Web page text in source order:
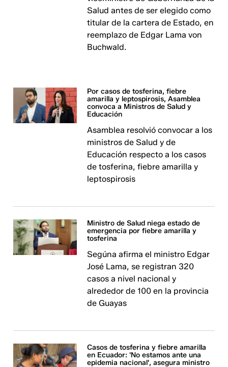
Salud antes de ser elegido como
titular de la cartera de Estado, en
reemplazo de Edgar Lama von
Buchwald.
Por casos de tosferina, fiebre
amarilla y leptospirosis, Asamblea
convoca a Ministros de Salud y
Educación
Asamblea resolvió convocar a los
ministros de Salud y de
Educación respecto a los casos
de tosferina, fiebre amarilla y
leptospirosis
Ministro de Salud niega estado de
emergencia por fiebre amarilla y
tosferina
Segúna afirma el ministro Edgar
José Lama, se registran 320
casos a nivel nacional y
alrededor de 100 en la provincia
de Guayas
Casos de tosferina y fiebre amarilla
en Ecuador: 'No estamos ante una
epidemia nacional', asegura ministro